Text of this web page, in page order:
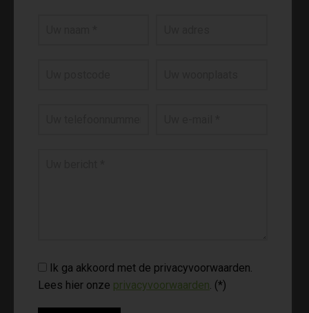
Ik ga akkoord met de privacyvoorwaarden.
Lees hier onze privacyvoorwaarden. (*)